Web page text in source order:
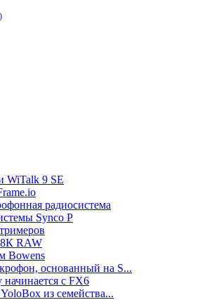
WiTalk 9 SE
радиосистема
Synco P
8К RAW
Bowens
основанный на S...
с FX6
из семейства...